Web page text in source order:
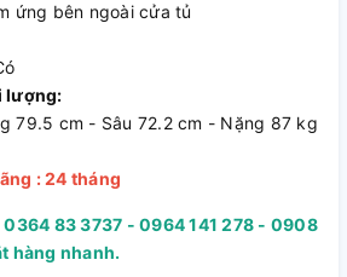
464 Lít HR4N7520DSWDXVN
sử dụng bảng điều khiển dạng cảm
dễ thao tác cài đặt. Hơn nữa, bảng
bên ngoài cửa tủ nên khi cần cài
trong không bị thất thoát, gây hao
ứng bên ngoài cửa tủ
lượng:
79.5 cm - Sâu 72.2 cm - Nặng 87 kg
: 24 tháng
83 3737 - 0964 141 278 - 0908
hàng nhanh.